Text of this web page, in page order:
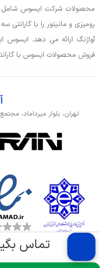
تماس بگیرید
محصولات شرکت ایسوس شامل
رومیزی و مانیتور را با
فروش محصولات ایسوس با
تهران، بلوار میرداماد،